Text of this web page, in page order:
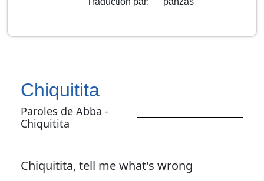
Chiquitita
Paroles de Abba -
Chiquitita
Chiquitita, tell me what's wrong